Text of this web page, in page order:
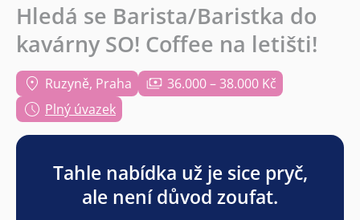
Hledá se Barista/Baristka do
kavárny SO! Coffee na letišti!
Ruzyně, Praha
36.000 – 38.000 Kč
Plný úvazek
Tahle nabídka už je sice pryč,
ale není důvod zoufat.